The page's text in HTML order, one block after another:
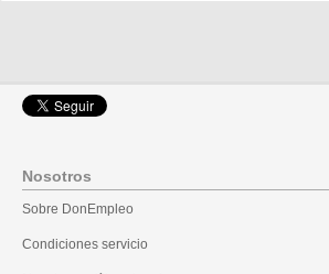
Nosotros
Sobre DonEmpleo
Condiciones servicio